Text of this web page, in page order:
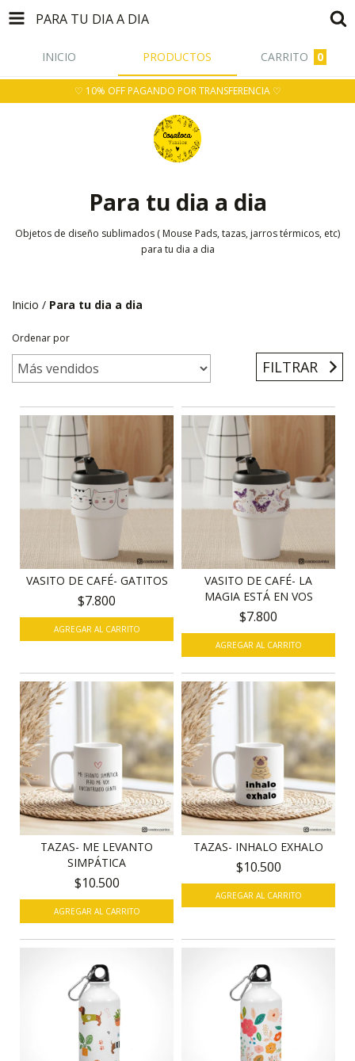
PARA TU DIA A DIA
INICIO PRODUCTOS CARRITO 0
♡ 10% OFF PAGANDO POR TRANSFERENCIA ♡
Para tu dia a dia
Objetos de diseño sublimados ( Mouse Pads, tazas, jarros térmicos, etc)
para tu dia a dia
Inicio / Para tu dia a dia
Ordenar por
FILTRAR
VASITO DE CAFÉ- GATITOS
$7.800
VASITO DE CAFÉ- LA
MAGIA ESTÁ EN VOS
$7.800
TAZAS- ME LEVANTO
SIMPÁTICA
$10.500
TAZAS- INHALO EXHALO
$10.500